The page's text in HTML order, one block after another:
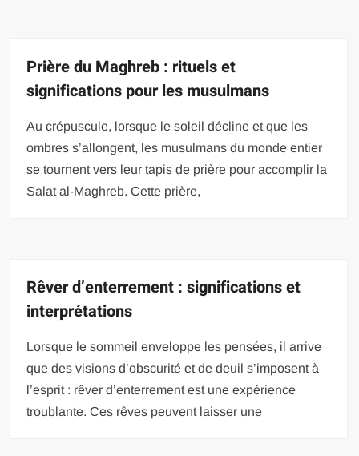
Prière du Maghreb : rituels et
significations pour les musulmans
Au crépuscule, lorsque le soleil décline et que les
ombres s’allongent, les musulmans du monde entier
se tournent vers leur tapis de prière pour accomplir la
Salat al-Maghreb. Cette prière,
Rêver d’enterrement : significations et
interprétations
Lorsque le sommeil enveloppe les pensées, il arrive
que des visions d’obscurité et de deuil s’imposent à
l’esprit : rêver d’enterrement est une expérience
troublante. Ces rêves peuvent laisser une